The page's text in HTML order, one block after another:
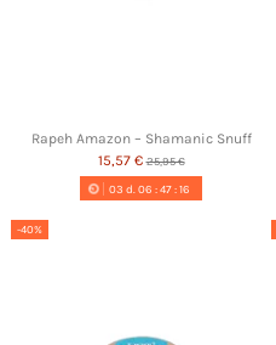
Rapeh Amazon – Shamanic Snuff
15,57 €25,95 €
03 d. 06 :47:16
-40%